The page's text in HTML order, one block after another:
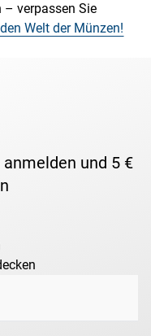
– verpassen Sie
Welt der Münzen!
und 5 €